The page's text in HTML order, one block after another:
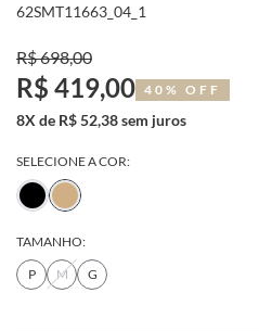
62SMT11663_04_1
R$ 698,00
R$ 419,00 40% OFF
8X de R$ 52,38 sem juros
SELECIONE A COR:
TAMANHO:
P
M G